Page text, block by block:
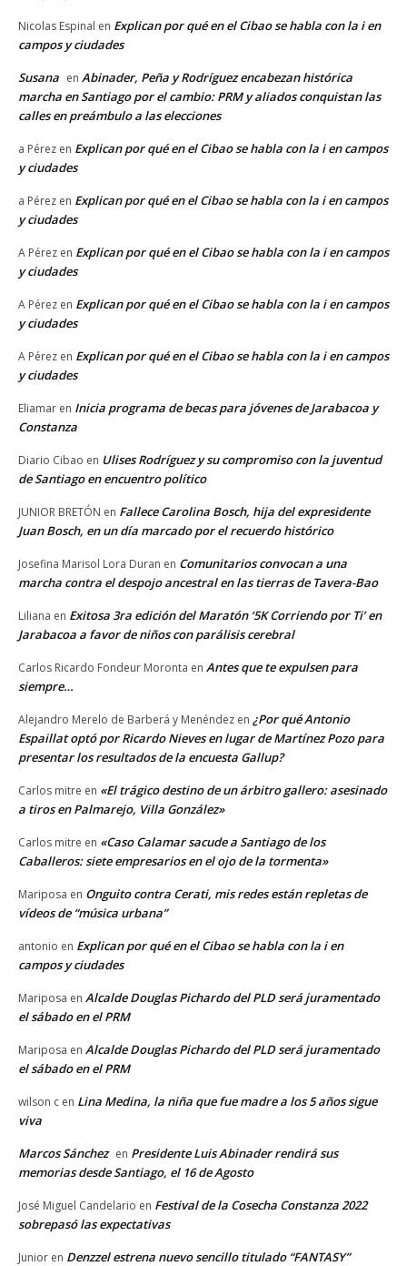
Nicolas Espinal en Explican por qué en el Cibao se habla con la i en
campos y ciudades
Susana en Abinader, Peña y Rodríguez encabezan histórica
marcha en Santiago por el cambio: PRM y aliados conquistan las
calles en preámbulo a las elecciones
a Pérez en Explican por qué en el Cibao se habla con la i en campos
y ciudades
a Pérez en Explican por qué en el Cibao se habla con la i en campos
y ciudades
A Pérez en Explican por qué en el Cibao se habla con la i en campos
y ciudades
A Pérez en Explican por qué en el Cibao se habla con la i en campos
y ciudades
A Pérez en Explican por qué en el Cibao se habla con la i en campos
y ciudades
Eliamar en Inicia programa de becas para jóvenes de Jarabacoa y
Constanza
Diario Cibao en Ulises Rodríguez y su compromiso con la juventud
de Santiago en encuentro político
JUNIOR BRETÓN en Fallece Carolina Bosch, hija del expresidente
Juan Bosch, en un día marcado por el recuerdo histórico
Josefina Marisol Lora Duran en Comunitarios convocan a una
marcha contra el despojo ancestral en las tierras de Tavera-Bao
Liliana en Exitosa 3ra edición del Maratón ‘5K Corriendo por Ti’ en
Jarabacoa a favor de niños con parálisis cerebral
Carlos Ricardo Fondeur Moronta en Antes que te expulsen para
siempre…
Alejandro Merelo de Barberá y Menéndez en ¿Por qué Antonio
Espaillat optó por Ricardo Nieves en lugar de Martínez Pozo para
presentar los resultados de la encuesta Gallup?
Carlos mitre en «El trágico destino de un árbitro gallero: asesinado
a tiros en Palmarejo, Villa González»
Carlos mitre en «Caso Calamar sacude a Santiago de los
Caballeros: siete empresarios en el ojo de la tormenta»
Mariposa en Onguito contra Cerati, mis redes están repletas de
vídeos de “música urbana”
antonio en Explican por qué en el Cibao se habla con la i en
campos y ciudades
Mariposa en Alcalde Douglas Pichardo del PLD será juramentado
el sábado en el PRM
Mariposa en Alcalde Douglas Pichardo del PLD será juramentado
el sábado en el PRM
wilson c en Lina Medina, la niña que fue madre a los 5 años sigue
viva
Marcos Sánchez en Presidente Luis Abinader rendirá sus
memorias desde Santiago, el 16 de Agosto
José Miguel Candelario en Festival de la Cosecha Constanza 2022
sobrepasó las expectativas
Junior en Denzzel estrena nuevo sencillo titulado “FANTASY”